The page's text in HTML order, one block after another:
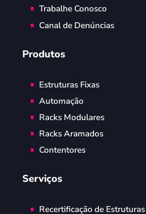
Trabalhe Conosco
Canal de Denúncias
Produtos
Estruturas Fixas
Automação
Racks Modulares
Racks Aramados
Contentores
Serviços
Recertificação de Estruturas